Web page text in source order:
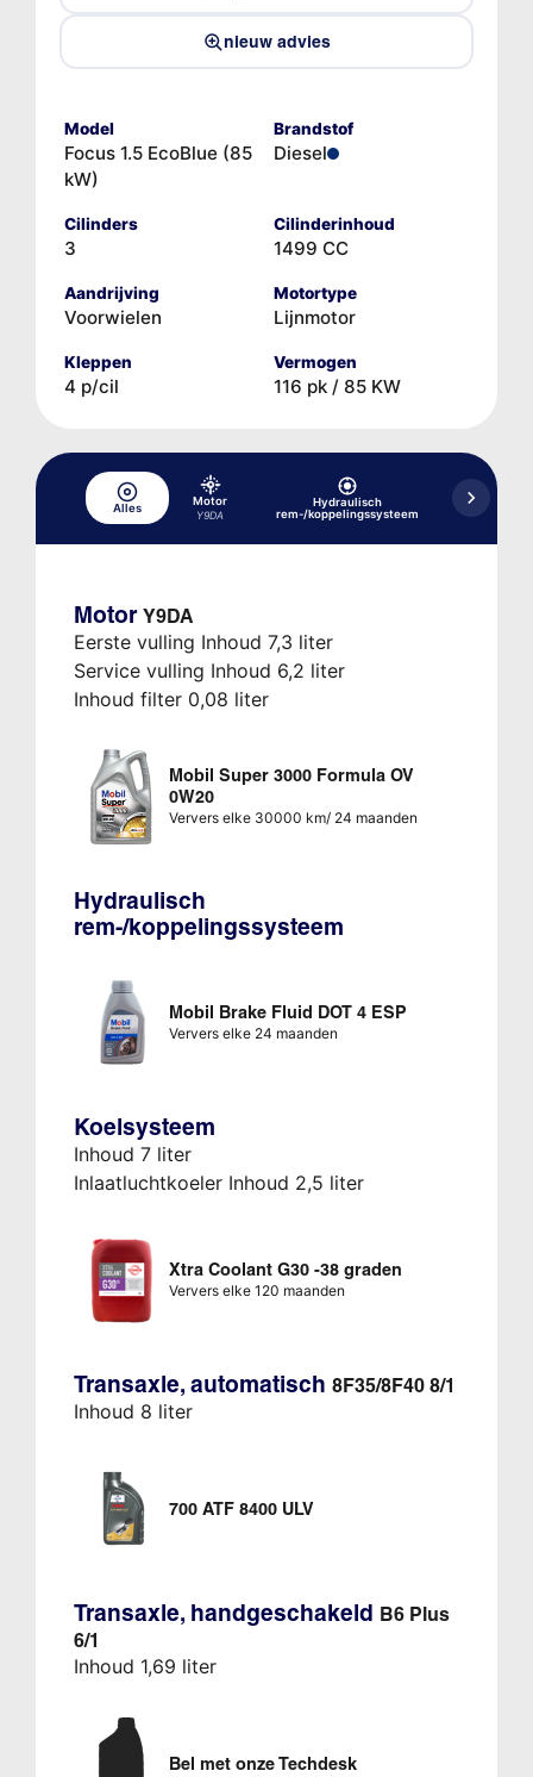
nieuw advies
Model
Focus 1.5 EcoBlue (85
kW)
Brandstof
Diesel
Cilinders
3
Cilinderinhoud
1499 CC
Aandrijving
Voorwielen
Motortype
Lijnmotor
Kleppen
4 p/cil
Vermogen
116 pk / 85 KW
Alles
Motor
Y9DA
Hydraulisch
rem-/koppelingssysteem
Koelsysteem
Motor Y9DA
Eerste vulling Inhoud 7,3 liter
Service vulling Inhoud 6,2 liter
Inhoud filter 0,08 liter
Mobil Super 3000 Formula OV
0W20
Ververs elke 30000 km/ 24 maanden
Hydraulisch
rem-/koppelingssysteem
Mobil Brake Fluid DOT 4 ESP
Ververs elke 24 maanden
Koelsysteem
Inhoud 7 liter
Inlaatluchtkoeler Inhoud 2,5 liter
Xtra Coolant G30 -38 graden
Ververs elke 120 maanden
Transaxle, automatisch 8F35/8F40 8/1
Inhoud 8 liter
700 ATF 8400 ULV
Transaxle, handgeschakeld B6 Plus
6/1
Inhoud 1,69 liter
Bel met onze Techdesk